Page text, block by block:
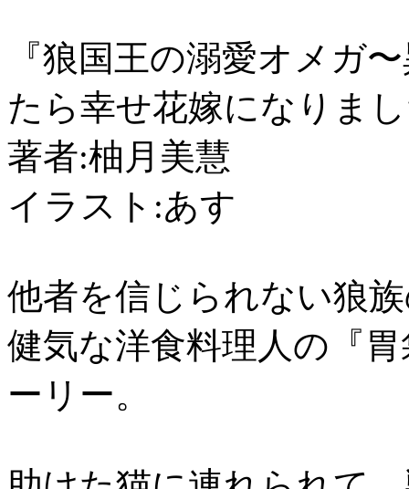
『狼国王の溺愛オメガ
たら幸せ花嫁になりま
著者:柚月美慧
イラスト:あす
他者を信じられない狼
健気な洋食料理人の『
ーリー。